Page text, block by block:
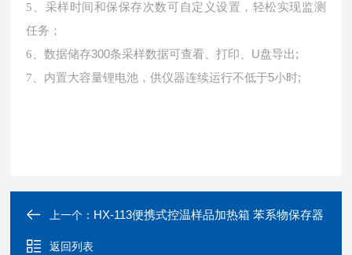
5、 采样时间和保保存次数可自定义设置，轻松实现监测
任务 ；
6、数据储存300条采样数据可查看、打印、U盘导出;
7、 内置大容量锂电池，供仪器连续运行不低于5小时;
上一个： HX-113便携式控温样品加热箱 苯系物保存器
返回列表